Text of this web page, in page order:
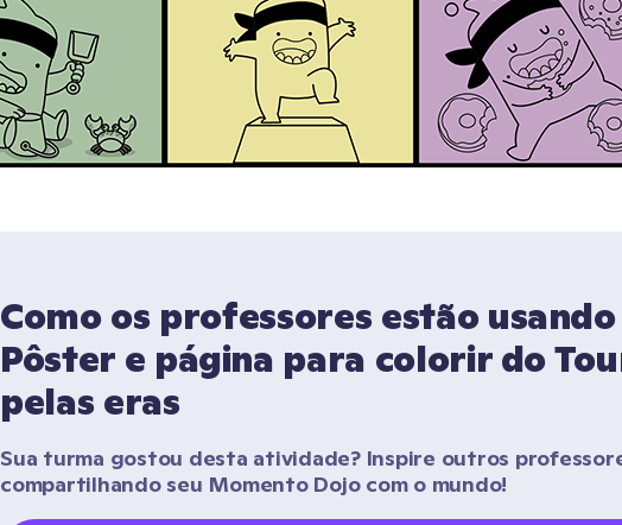
Como os professores estão usando
Pôster e página para colorir do
pelas eras
Sua turma gostou desta atividade? Inspire outros
compartilhando seu Momento Dojo com o mundo!